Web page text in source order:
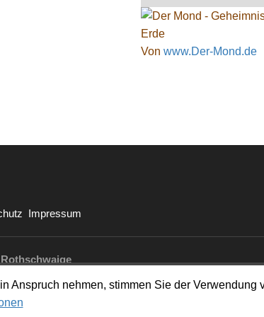
Von www.Der-Mond.de
Impressum
Anspruch nehmen, stimmen Sie der Verwendung